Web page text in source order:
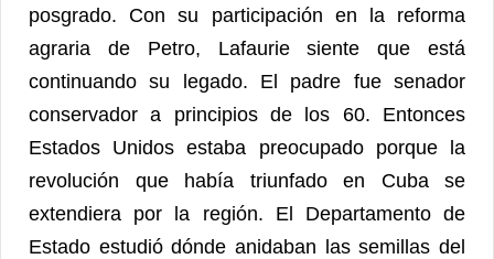
posgrado. Con su participación en la reforma
agraria de Petro, Lafaurie siente que está
continuando su legado. El padre fue senador
conservador a principios de los 60. Entonces
Estados Unidos estaba preocupado porque la
revolución que había triunfado en Cuba se
extendiera por la región. El Departamento de
Estado estudió dónde anidaban las semillas del